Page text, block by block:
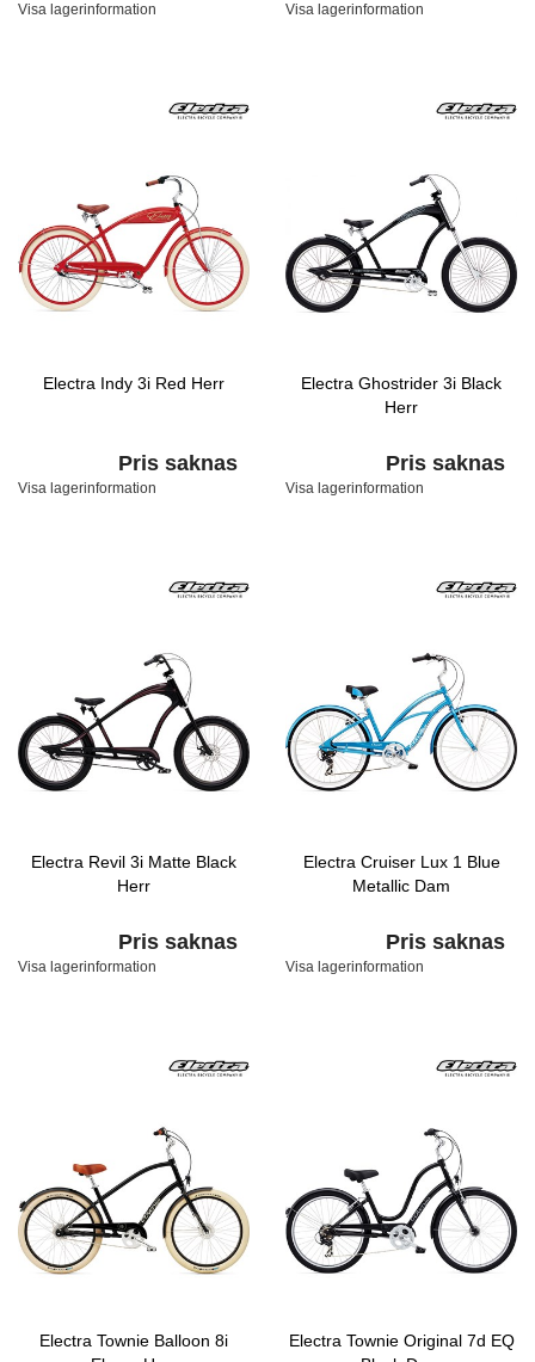
Visa lagerinformation Visa lagerinformation
Electra Indy 3i Red Herr
Pris saknas
Visa lagerinformation
Electra Ghostrider 3i Black
Herr
Pris saknas
Visa lagerinformation
Electra Revil 3i Matte Black
Herr
Pris saknas
Visa lagerinformation
Electra Cruiser Lux 1 Blue
Metallic Dam
Pris saknas
Visa lagerinformation
Electra Townie Balloon 8i
Electra Townie Original 7d EQ